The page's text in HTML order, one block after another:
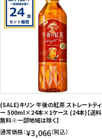
(SALE)キリン 午後の紅茶 ストレートティ
ー 500ml×24本×1ケース (24本)【送料
無料※一部地域は除く】
通常価格：¥3,066（税込）